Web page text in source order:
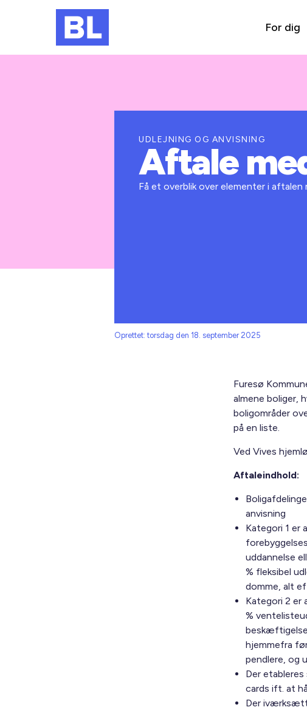
For dig
UDLEJNING OG ANVISNING
Aftale
Få et overblik over elementer i aftalen
Oprettet: torsdag den 18. september 2025
Furesø
almene boliger,
boligområder
på en liste.
Ved Vives
Aftaleindhold:
anvisning
Kategori 1 er
uddannelse
% fleksibel
domme, alt
Kategori 2 er
%
hjemmefra
pendlere, og
Der
cards ift. at
Der